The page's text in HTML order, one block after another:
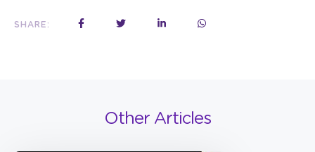
SHARE:
Other Articles